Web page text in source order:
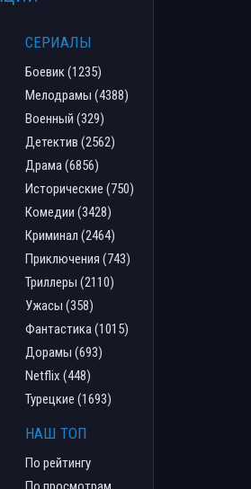
СЕРИАЛЫ
Боевик (1235)
Мелодрамы (4388)
Военный (329)
Детектив (2562)
Драма (6856)
Исторические (750)
Комедии (3428)
Криминал (2464)
Приключения (743)
Триллеры (2110)
Ужасы (358)
Фантастика (1015)
Дорамы (693)
Netflix (448)
Турецкие (1693)
НАШ ТОП
По рейтингу